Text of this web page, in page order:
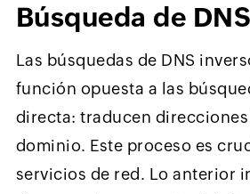
Búsqueda de
Las búsquedas de DNS
función opuesta a las
directa: traducen direcciones
dominio. Este proceso es
servicios de red. Lo anterior